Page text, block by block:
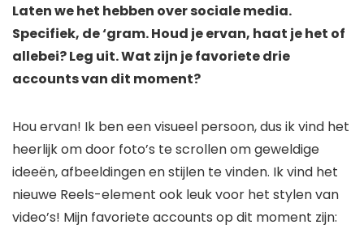
Laten we het hebben over sociale media.
Specifiek, de ‘gram. Houd je ervan, haat je het of
allebei? Leg uit. Wat zijn je favoriete drie
accounts van dit moment?
Hou ervan! Ik ben een visueel persoon, dus ik vind het
heerlijk om door foto’s te scrollen om geweldige
ideeën, afbeeldingen en stijlen te vinden. Ik vind het
nieuwe Reels-element ook leuk voor het stylen van
video’s! Mijn favoriete accounts op dit moment zijn: